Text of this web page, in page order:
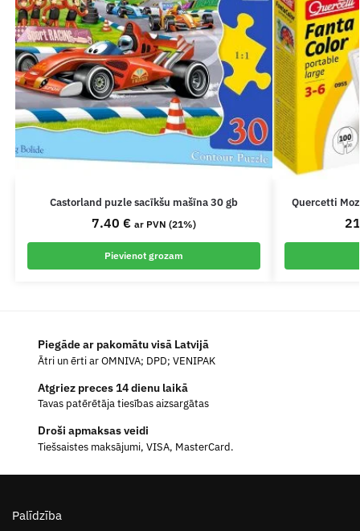
Castorland puzle sacīkšu mašīna 30 gb
7.40 € ar PVN (21%)
Pievienot grozam
Quercetti
Piegāde ar pakomātu visā Latvijā
Ātri un ērti ar OMNIVA; DPD; VENIPAK
Atgriez preces 14 dienu laikā
Tavas patērētāja tiesības aizsargātas
Droši apmaksas veidi
Tiešsaistes maksājumi, VISA, MasterCard.
Palīdzība